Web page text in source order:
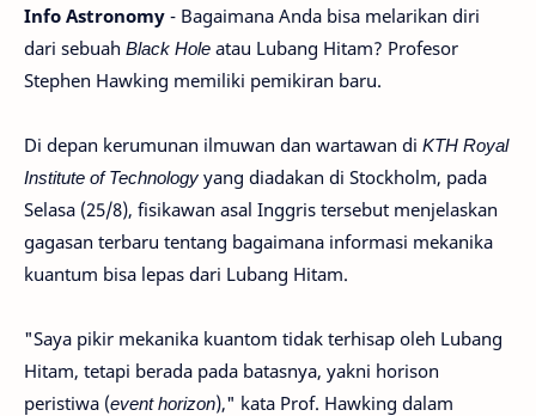
Info Astronomy - Bagaimana Anda bisa melarikan diri
dari sebuah Black Hole atau Lubang Hitam? Profesor
Stephen Hawking memiliki pemikiran baru.
Di depan kerumunan ilmuwan dan wartawan di KTH Royal
Institute of Technology yang diadakan di Stockholm, pada
Selasa (25/8), fisikawan asal Inggris tersebut menjelaskan
gagasan terbaru tentang bagaimana informasi mekanika
kuantum bisa lepas dari Lubang Hitam.
"Saya pikir mekanika kuantom tidak terhisap oleh Lubang
Hitam, tetapi berada pada batasnya, yakni horison
peristiwa (event horizon)," kata Prof. Hawking dalam